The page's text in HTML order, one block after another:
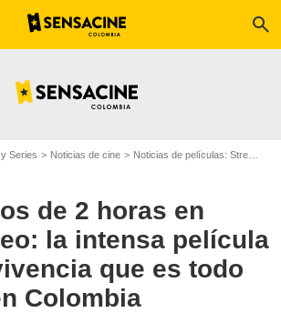
search
Series Noticias de cine Noticias de películas: Streaming
de 2 horas en
la intensa película
que es todo
Colombia